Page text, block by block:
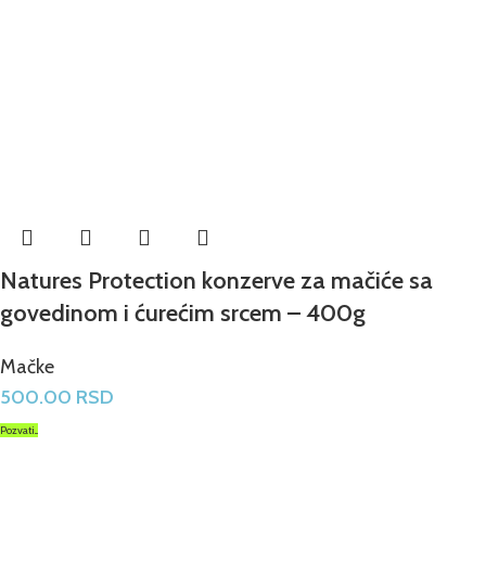
Natures Protection konzerve za mačiće sa
govedinom i ćurećim srcem – 400g
Mačke
500.00 RSD
Pozvati...